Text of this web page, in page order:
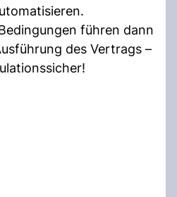
führen dann
des Vertrags –